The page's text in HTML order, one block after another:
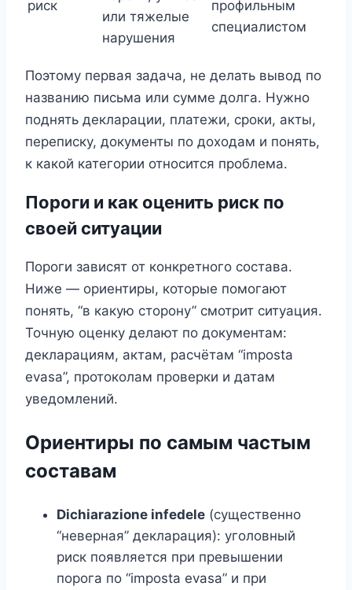
риск
или тяжелые
нарушения
профильным
специалистом
Поэтому первая задача, не делать вывод по
названию письма или сумме долга. Нужно
поднять декларации, платежи, сроки, акты,
переписку, документы по доходам и понять,
к какой категории относится проблема.
Пороги и как оценить риск по
своей ситуации
Пороги зависят от конкретного состава.
Ниже — ориентиры, которые помогают
понять, “в какую сторону” смотрит ситуация.
Точную оценку делают по документам:
декларациям, актам, расчётам “imposta
evasa”, протоколам проверки и датам
уведомлений.
Ориентиры по самым частым
составам
Dichiarazione infedele (существенно
“неверная” декларация): уголовный
риск появляется при превышении
порога по “imposta evasa” и при